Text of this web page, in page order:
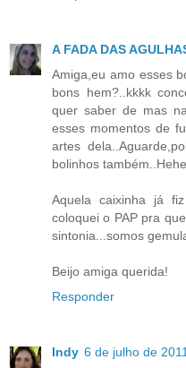
A FADA DAS
Amiga,eu amo esses
bons hem?..kkkk
quer saber de mas
esses momentos de
artes
bolinhos
Aquela caixinha já
coloquei o PAP pra
sintonia...somos
Beijo amiga querida!
Responder
Indy 6 de julho de